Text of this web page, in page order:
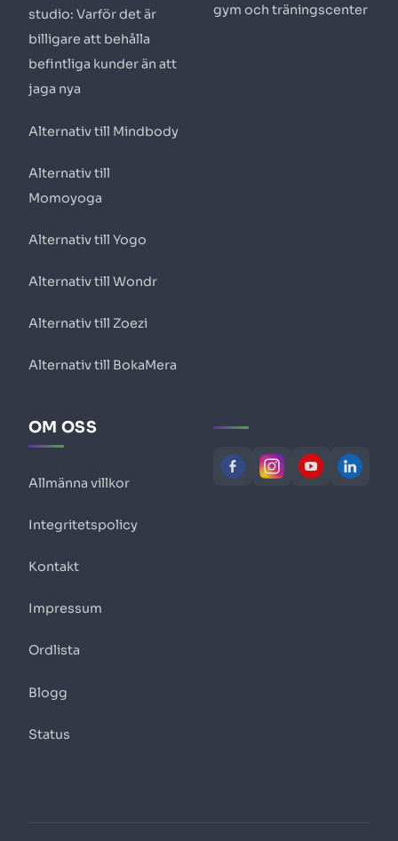
studio: Varför det är
billigare att behålla
befintliga kunder än att
jaga nya
Alternativ till Mindbody
Alternativ till
Momoyoga
Alternativ till Yogo
Alternativ till Wondr
Alternativ till Zoezi
Alternativ till BokaMera
gym och träningscenter
OM OSS
Allmänna villkor
Integritetspolicy
Kontakt
Impressum
Ordlista
Blogg
Status